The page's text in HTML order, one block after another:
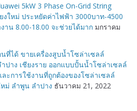
5kW 3 Phase On-Grid String
ใหม่ ประหยัดค่าไฟฟ้า 3000บาท-4500
าน 8.00-18.00 จะช่วยได้มาก มกราคม
ที่ได้ ขายเครื่องสูบน้ำโซล่าเซลล์
ปาง เชียงราย ออกแบบปั้นน้ำโซล่าเซลล์
ะการใช้งานที่ถูกต้องของโซล่าเซลล์
ม่ ลำพูน ลำปาง ธันวาคม 21, 2022